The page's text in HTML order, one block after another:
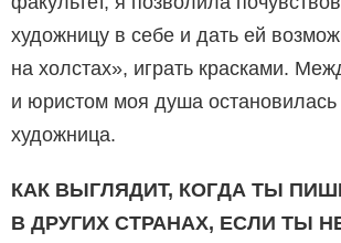
художницу в себе и дать ей
на холстах», играть красками.
и юристом моя душа
художница.
КАК ВЫГЛЯДИТ, КОГДА ТЫ
В ДРУГИХ СТРАНАХ, ЕСЛИ ТЫ